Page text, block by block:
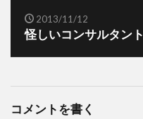
2013/11/12
怪しいコンサルタント
コメントを書く